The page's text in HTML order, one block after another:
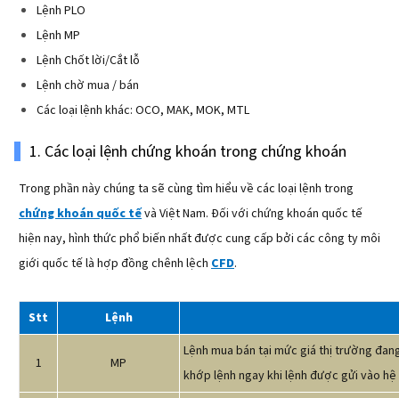
Lệnh PLO
Lệnh MP
Lệnh Chốt lời/Cắt lỗ
Lệnh chờ mua / bán
Các loại lệnh khác: OCO, MAK, MOK, MTL
1. Các loại lệnh chứng khoán trong chứng khoán
Trong phần này chúng ta sẽ cùng tìm hiểu về các loại lệnh trong
chứng khoán quốc tếvà Việt Nam. Đối với chứng khoán quốc tế
hiện nay, hình thức phổ biến nhất được cung cấp bởi các công ty môi
giới quốc tế là hợp đồng chênh lệch CFD.
Stt Lệnh
1 MP
Lệnh mua bán tại mức giá thị trường
khớp lệnh ngay khi lệnh được gửi vào